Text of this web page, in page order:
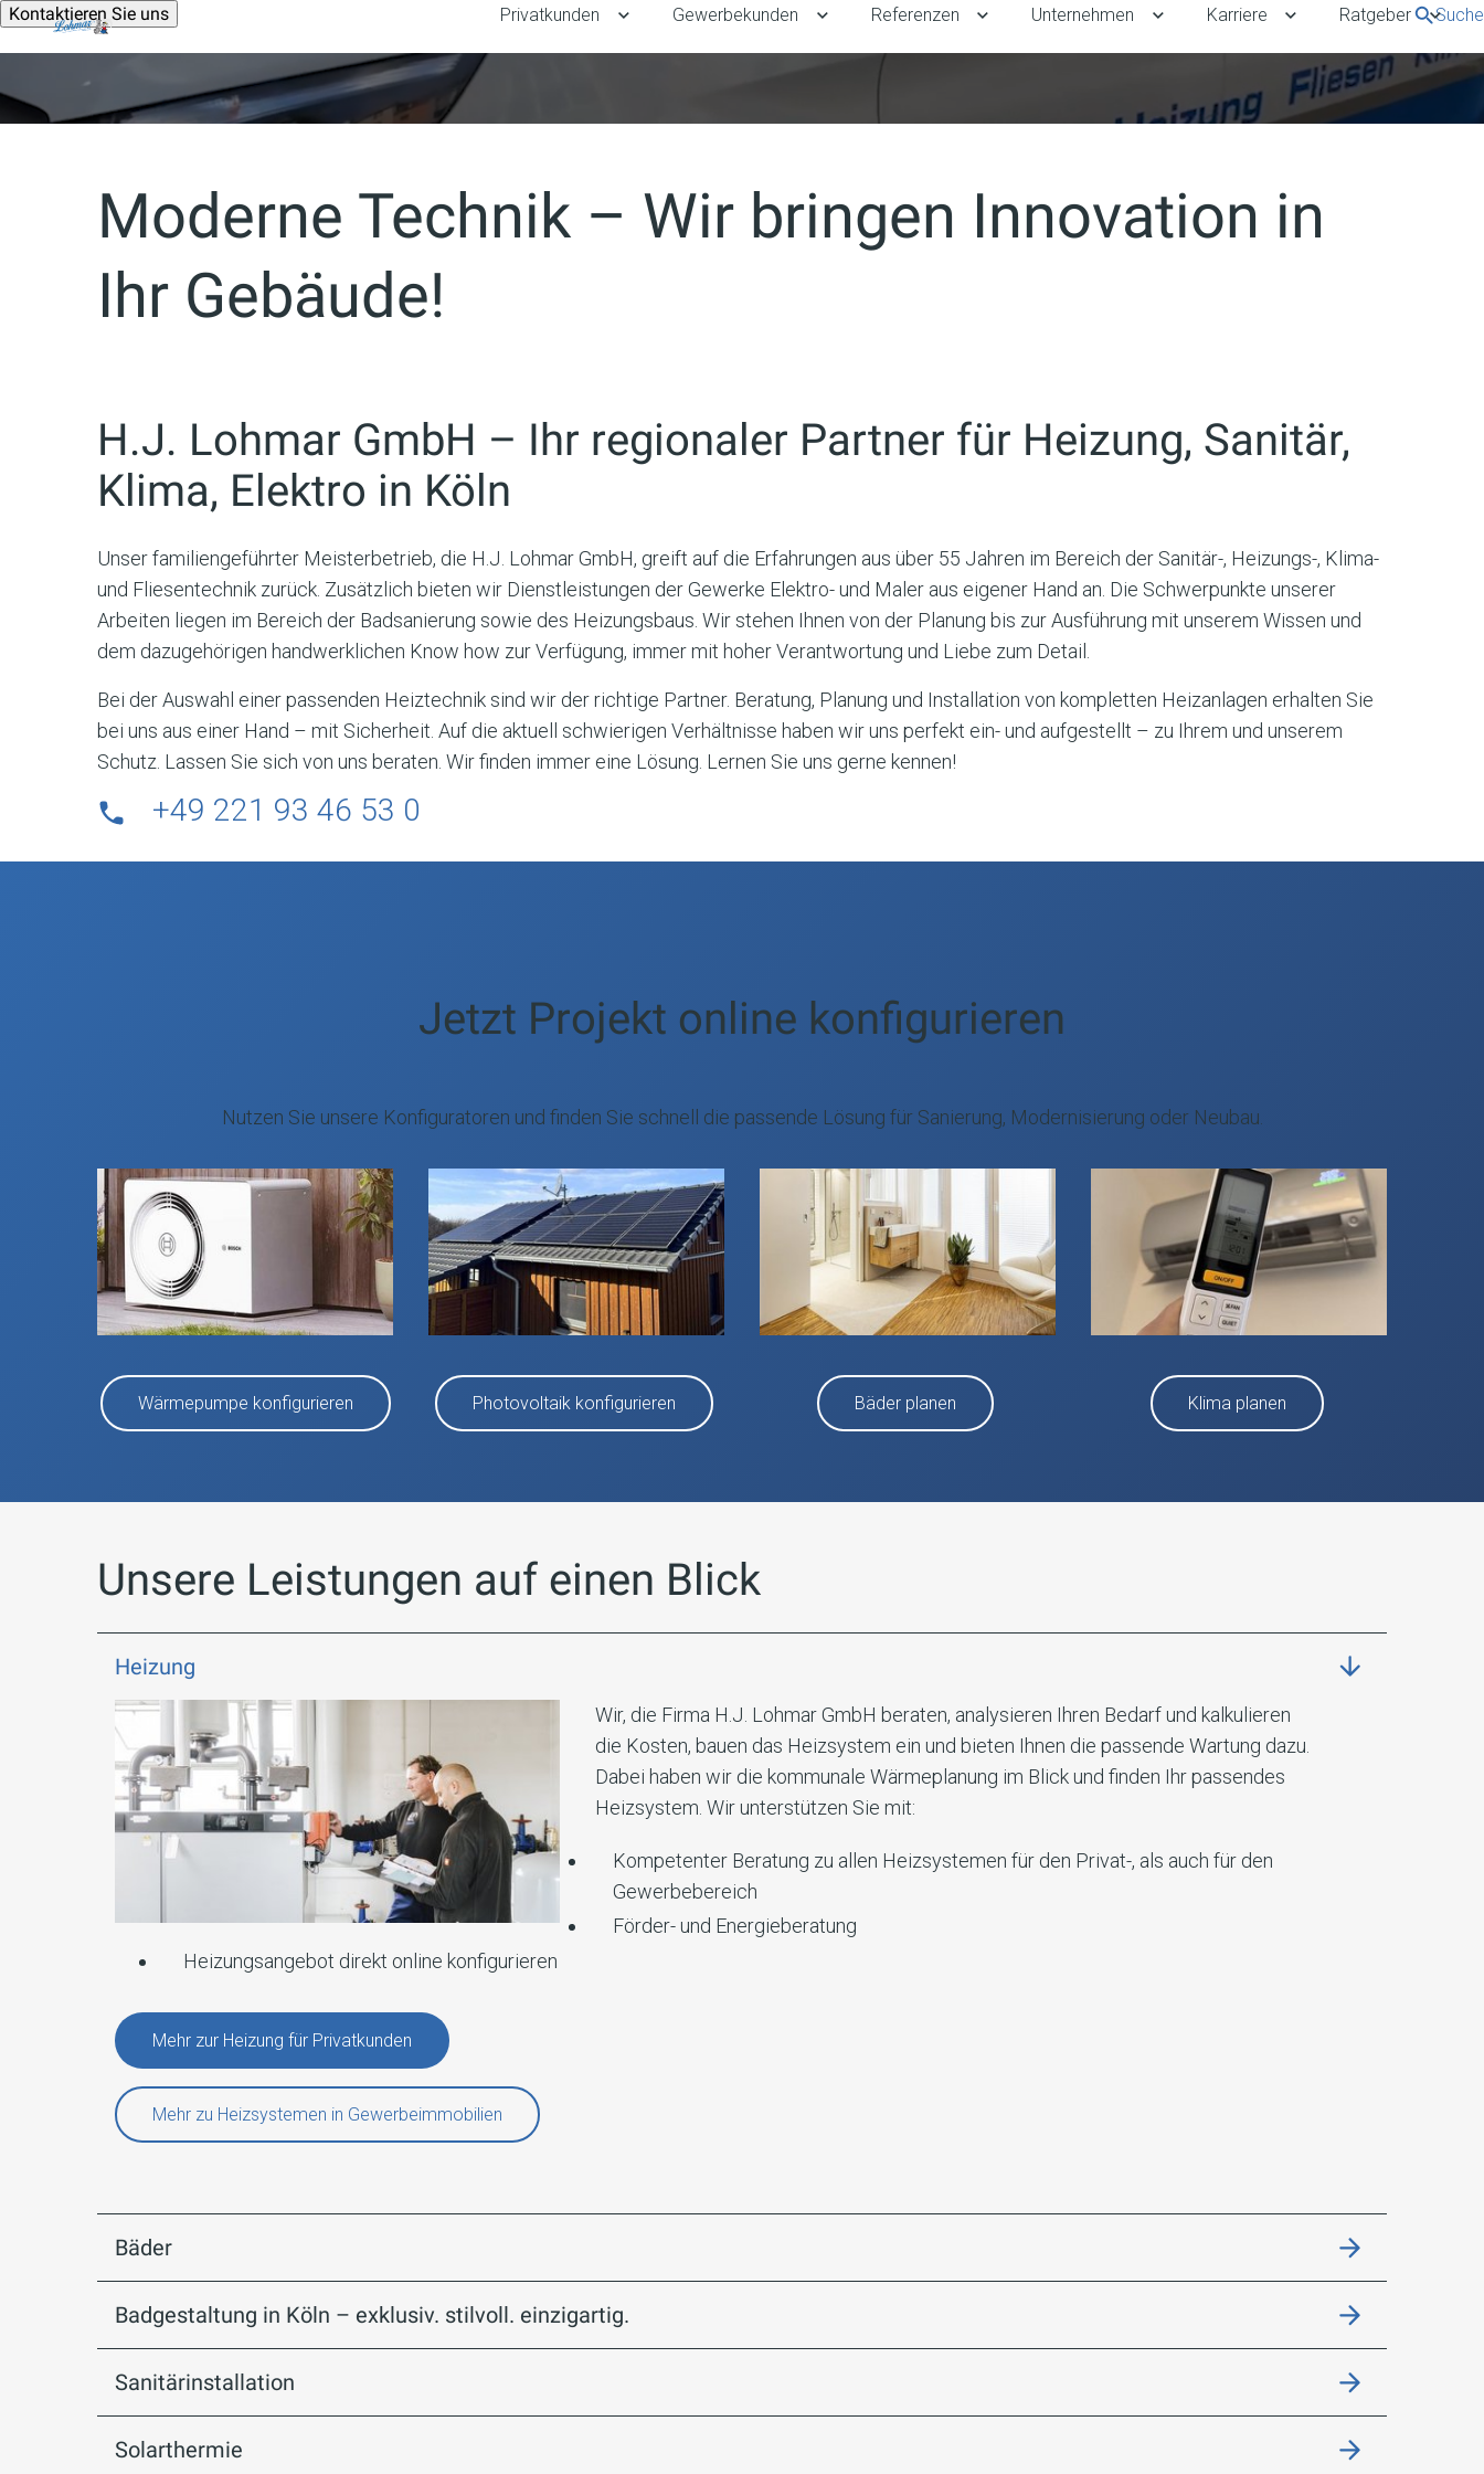
Kontaktieren Sie uns Suche
Privatkunden Untermenü für Privatkunden umschalten
Gewerbekunden Untermenü für Gewerbekunden umschalten
Referenzen Untermenü für Referenzen umschalten
Unternehmen Untermenü für Unternehmen umschalten
Karriere Untermenü für Karriere
Ratgeber
Moderne Technik – Wir bringen Innovation in
Ihr Gebäude!
H.J. Lohmar GmbH – Ihr regionaler Partner für Heizung, Sanitär,
Klima, Elektro in Köln
Unser familiengeführter Meisterbetrieb, die H.J. Lohmar GmbH, greift auf die Erfahrungen aus über 55 Jahren im Bereich der Sanitär-, Heizungs-, Klima-
und Fliesentechnik zurück. Zusätzlich bieten wir Dienstleistungen der Gewerke Elektro- und Maler aus eigener Hand an. Die Schwerpunkte unserer
Arbeiten liegen im Bereich der Badsanierung sowie des Heizungsbaus. Wir stehen Ihnen von der Planung bis zur Ausführung mit unserem Wissen und
dem dazugehörigen handwerklichen Know how zur Verfügung, immer mit hoher Verantwortung und Liebe zum Detail.
Bei der Auswahl einer passenden Heiztechnik sind wir der richtige Partner. Beratung, Planung und Installation von kompletten Heizanlagen erhalten Sie
bei uns aus einer Hand – mit Sicherheit. Auf die aktuell schwierigen Verhältnisse haben wir uns perfekt ein- und aufgestellt – zu Ihrem und unserem
Schutz. Lassen Sie sich von uns beraten. Wir finden immer eine Lösung. Lernen Sie uns gerne kennen!
+49 221 93 46 53 0
Jetzt Projekt online konfigurieren
Nutzen Sie unsere Konfiguratoren und finden Sie schnell die passende Lösung für Sanierung, Modernisierung oder Neubau.
Wärmepumpe konfigurieren Photovoltaik konfigurieren Bäder planen Klima planen
Unsere Leistungen auf einen Blick
Heizung
Wir, die Firma H.J. Lohmar GmbH beraten, analysieren Ihren Bedarf und kalkulieren
die Kosten, bauen das Heizsystem ein und bieten Ihnen die passende Wartung dazu.
Dabei haben wir die kommunale Wärmeplanung im Blick und finden Ihr passendes
Heizsystem. Wir unterstützen Sie mit:
Kompetenter Beratung zu allen Heizsystemen für den Privat-, als auch für den
Gewerbebereich
Förder- und Energieberatung
Heizungsangebot direkt online konfigurieren
Mehr zur Heizung für Privatkunden
Mehr zu Heizsystemen in Gewerbeimmobilien
Bäder
Badgestaltung in Köln – exklusiv. stilvoll. einzigartig.
Sanitärinstallation
Solarthermie